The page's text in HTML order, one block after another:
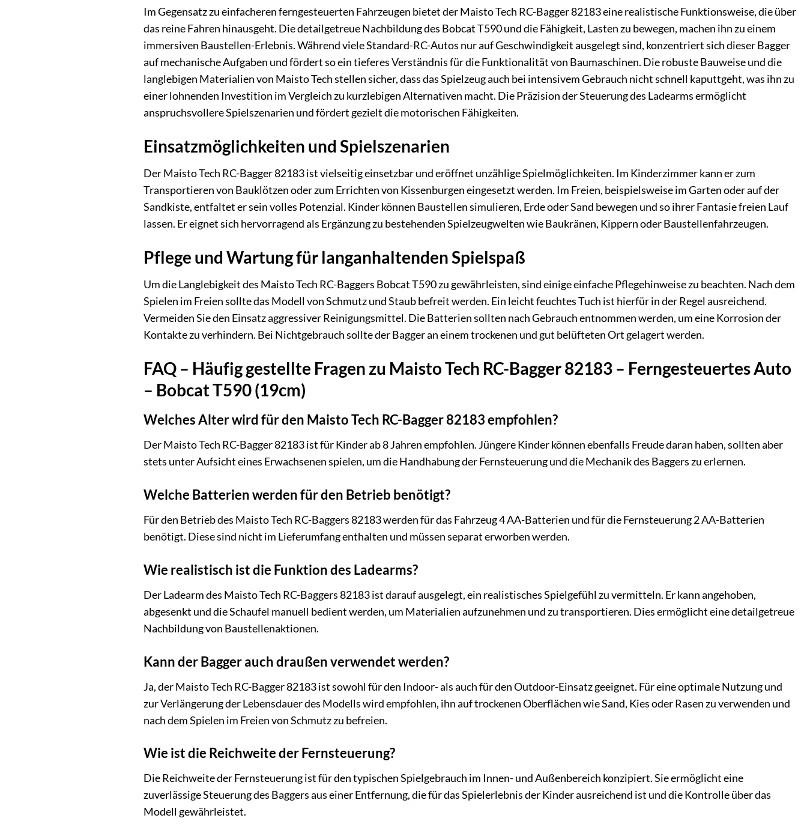
Im Gegensatz zu einfacheren ferngesteuerten Fahrzeugen bietet der Maisto Tech RC-Bagger 82183 eine realistische Funktionsweise, die über
das reine Fahren hinausgeht. Die detailgetreue Nachbildung des Bobcat T590 und die Fähigkeit, Lasten zu bewegen, machen ihn zu einem
immersiven Baustellen-Erlebnis. Während viele Standard-RC-Autos nur auf Geschwindigkeit ausgelegt sind, konzentriert sich dieser Bagger
auf mechanische Aufgaben und fördert so ein tieferes Verständnis für die Funktionalität von Baumaschinen. Die robuste Bauweise und die
langlebigen Materialien von Maisto Tech stellen sicher, dass das Spielzeug auch bei intensivem Gebrauch nicht schnell kaputtgeht, was ihn zu
einer lohnenden Investition im Vergleich zu kurzlebigen Alternativen macht. Die Präzision der Steuerung des Ladearms ermöglicht
anspruchsvollere Spielszenarien und fördert gezielt die motorischen Fähigkeiten.
Einsatzmöglichkeiten und Spielszenarien
Der Maisto Tech RC-Bagger 82183 ist vielseitig einsetzbar und eröffnet unzählige Spielmöglichkeiten. Im Kinderzimmer kann er zum
Transportieren von Bauklötzen oder zum Errichten von Kissenburgen eingesetzt werden. Im Freien, beispielsweise im Garten oder auf der
Sandkiste, entfaltet er sein volles Potenzial. Kinder können Baustellen simulieren, Erde oder Sand bewegen und so ihrer Fantasie freien Lauf
lassen. Er eignet sich hervorragend als Ergänzung zu bestehenden Spielzeugwelten wie Baukränen, Kippern oder Baustellenfahrzeugen.
Pflege und Wartung für langanhaltenden Spielspaß
Um die Langlebigkeit des Maisto Tech RC-Baggers Bobcat T590 zu gewährleisten, sind einige einfache Pflegehinweise zu beachten. Nach dem
Spielen im Freien sollte das Modell von Schmutz und Staub befreit werden. Ein leicht feuchtes Tuch ist hierfür in der Regel ausreichend.
Vermeiden Sie den Einsatz aggressiver Reinigungsmittel. Die Batterien sollten nach Gebrauch entnommen werden, um eine Korrosion der
Kontakte zu verhindern. Bei Nichtgebrauch sollte der Bagger an einem trockenen und gut belüfteten Ort gelagert werden.
FAQ – Häufig gestellte Fragen zu Maisto Tech RC-Bagger 82183 – Ferngesteuertes Auto
– Bobcat T590 (19cm)
Welches Alter wird für den Maisto Tech RC-Bagger 82183 empfohlen?
Der Maisto Tech RC-Bagger 82183 ist für Kinder ab 8 Jahren empfohlen. Jüngere Kinder können ebenfalls Freude daran haben, sollten aber
stets unter Aufsicht eines Erwachsenen spielen, um die Handhabung der Fernsteuerung und die Mechanik des Baggers zu erlernen.
Welche Batterien werden für den Betrieb benötigt?
Für den Betrieb des Maisto Tech RC-Baggers 82183 werden für das Fahrzeug 4 AA-Batterien und für die Fernsteuerung 2 AA-Batterien
benötigt. Diese sind nicht im Lieferumfang enthalten und müssen separat erworben werden.
Wie realistisch ist die Funktion des Ladearms?
Der Ladearm des Maisto Tech RC-Baggers 82183 ist darauf ausgelegt, ein realistisches Spielgefühl zu vermitteln. Er kann angehoben,
abgesenkt und die Schaufel manuell bedient werden, um Materialien aufzunehmen und zu transportieren. Dies ermöglicht eine detailgetreue
Nachbildung von Baustellenaktionen.
Kann der Bagger auch draußen verwendet werden?
Ja, der Maisto Tech RC-Bagger 82183 ist sowohl für den Indoor- als auch für den Outdoor-Einsatz geeignet. Für eine optimale Nutzung und
zur Verlängerung der Lebensdauer des Modells wird empfohlen, ihn auf trockenen Oberflächen wie Sand, Kies oder Rasen zu verwenden und
nach dem Spielen im Freien von Schmutz zu befreien.
Wie ist die Reichweite der Fernsteuerung?
Die Reichweite der Fernsteuerung ist für den typischen Spielgebrauch im Innen- und Außenbereich konzipiert. Sie ermöglicht eine
zuverlässige Steuerung des Baggers aus einer Entfernung, die für das Spielerlebnis der Kinder ausreichend ist und die Kontrolle über das
Modell gewährleistet.